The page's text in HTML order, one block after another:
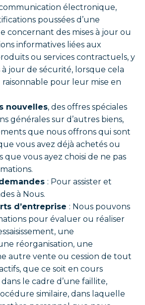
électronique,
poussées d’une
concernant des mises à jour ou
informatives liées aux
ou services contractuels, y
à jour de sécurité, lorsque cela
raisonnable pour leur mise en
nouvelles, des offres spéciales
générales sur d’autres biens,
que nous offrons qui sont
vous avez déjà achetés ou
que vous ayez choisi de ne pas
: Pour assister et
à Nous.
d’entreprise : Nous pouvons
pour évaluer ou réaliser
une
réorganisation, une
autre vente ou cession de tout
que ce soit en cours
le cadre d’une faillite,
similaire, dans laquelle